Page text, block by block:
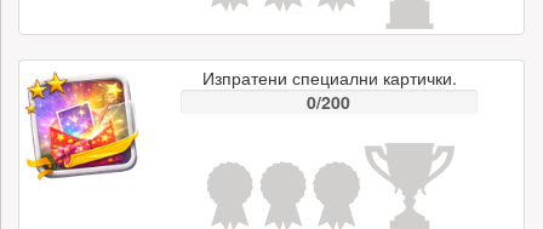
Изпратени специални картички.
0/200